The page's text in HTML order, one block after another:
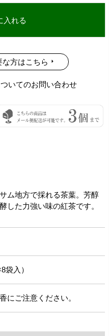
入れる
方はこちら
いてのお問い合わせ
ム地方で採れる茶葉。芳醇
した力強い味の紅茶です。
袋入）
にご注意ください。